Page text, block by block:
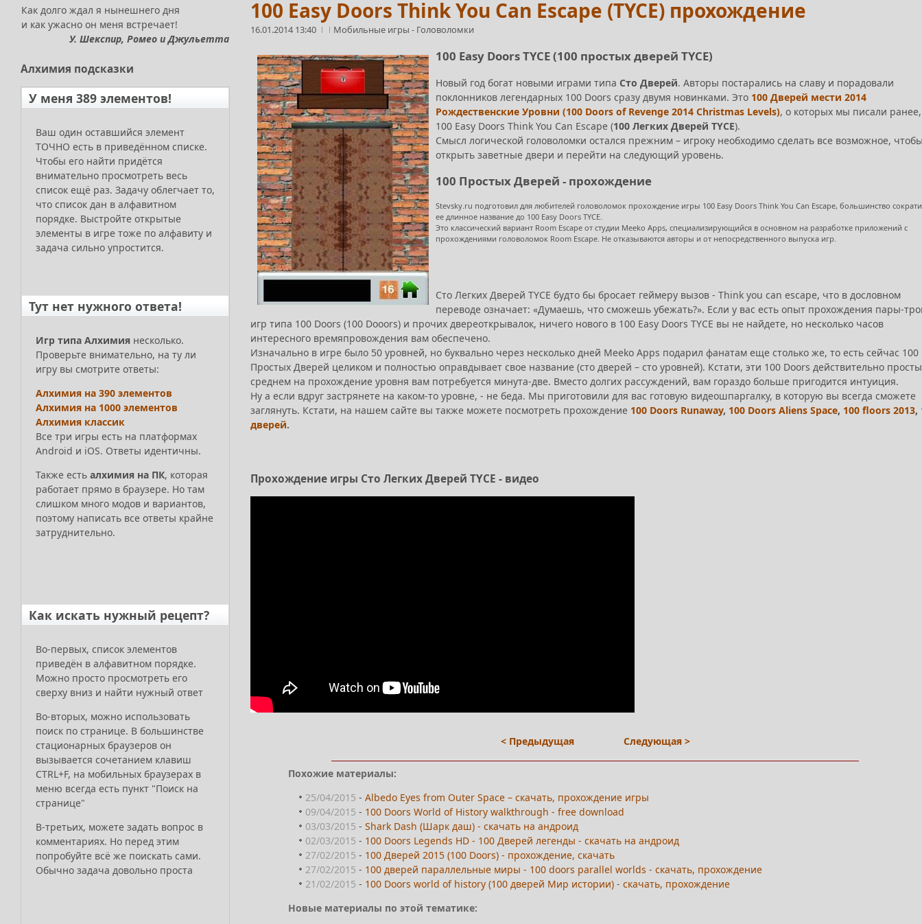
100 Easy Doors Think You Can Escape (TYCE) прохождение
16.01.2014 13:40 Мобильные игры - Головоломки
100 Easy Doors TYCE (100 простых дверей TYCE)
Новый год богат новыми играми типа Сто Дверей. Авторы постарались на славу и порадовали
поклонников легендарных 100 Doors сразу двумя новинками. Это 100 Дверей мести 2014
Рождественские Уровни (100 Doors of Revenge 2014 Christmas Levels), о которых мы писали
100 Easy Doors Think You Can Escape (100 Легких Дверей TYCE).
Смысл логической головоломки остался прежним – игроку необходимо сделать все возможное,
открыть заветные двери и перейти на следующий уровень.
100 Простых Дверей - прохождение
Stevsky.ru подготовил для любителей головоломок прохождение игры 100 Easy Doors Think You Can Escape, большинство
ее длинное название до 100 Easy Doors TYCE.
Это классический вариант Room Escape от студии Meeko Apps, специализирующийся в основном на разработке приложений с
прохождениями головоломок Room Escape. Не отказываются авторы и от непосредственного выпуска игр.
Сто Легких Дверей TYCE будто бы бросает геймеру вызов - Think you can escape, что в дословном
переводе означает: «Думаешь, что сможешь убежать?». Если у вас есть опыт прохождения пары-
игр типа 100 Doors (100 Dooors) и прочих двереоткрывалок, ничего нового в 100 Easy Doors TYCE вы не найдете, но несколько часов
интересного времяпровождения вам обеспечено.
Изначально в игре было 50 уровней, но буквально через несколько дней Meeko Apps подарил фанатам еще столько же, то есть сейчас 100
Простых Дверей целиком и полностью оправдывает свое название (сто дверей – сто уровней). Кстати, эти 100 Doors действительно
среднем на прохождение уровня вам потребуется минута-две. Вместо долгих рассуждений, вам гораздо больше пригодится интуиция.
Ну а если вдруг застрянете на каком-то уровне, - не беда. Мы приготовили для вас готовую видеошпаргалку, в которую вы всегда сможете
заглянуть. Кстати, на нашем сайте вы также можете посмотреть прохождение 100 Doors Runaway, 100 Doors Aliens Space, 100 floors 2013,
дверей.
Прохождение игры Сто Легких Дверей TYCE - видео
< Предыдущая Следующая >
Похожие материалы:
25/04/2015 -Albedo Eyes from Outer Space – скачать, прохождение игры
09/04/2015 - 100 Doors World of History walkthrough - free download
03/03/2015 -Shark Dash (Шарк даш) - скачать на андроид
02/03/2015 - 100 Doors Legends HD - 100 Дверей легенды - скачать на андроид
27/02/2015 - 100 Дверей 2015 (100 Doors) - прохождение, скачать
27/02/2015 - 100 дверей параллельные миры - 100 doors parallel worlds - скачать, прохождение
21/02/2015 - 100 Doors world of history (100 дверей Мир истории) - скачать, прохождение
Новые материалы по этой тематике:
Как долго ждал я нынешнего дня
и как ужасно он меня встречает!
У. Шекспир, Ромео и Джульетта
Алхимия подсказки
У меня 389 элементов!
Ваш один оставшийся элемент
ТОЧНО есть в приведённом списке.
Чтобы его найти придётся
внимательно просмотреть весь
список ещё раз. Задачу облегчает то,
что список дан в алфавитном
порядке. Выстройте открытые
элементы в игре тоже по алфавиту и
задача сильно упростится.
Тут нет нужного ответа!
Игр типа Алхимия несколько.
Проверьте внимательно, на ту ли
игру вы смотрите ответы:
Алхимия на 390 элементов
Алхимия на 1000 элементов
Алхимия классик
Все три игры есть на платформах
Android и iOS. Ответы идентичны.
Также есть алхимия на ПК, которая
работает прямо в браузере. Но там
слишком много модов и вариантов,
поэтому написать все ответы крайне
затруднительно.
Как искать нужный рецепт?
Во-первых, список элементов
приведён в алфавитном порядке.
Можно просто просмотреть его
сверху вниз и найти нужный ответ
Во-вторых, можно использовать
поиск по странице. В большинстве
стационарных браузеров он
вызывается сочетанием клавиш
CTRL+F, на мобильных браузерах в
меню всегда есть пункт "Поиск на
странице"
В-третьих, можете задать вопрос в
комментариях. Но перед этим
попробуйте всё же поискать сами.
Обычно задача довольно проста